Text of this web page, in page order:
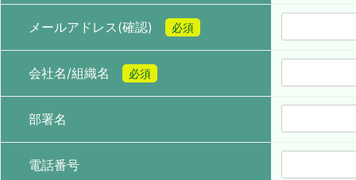
メールアドレス(確認) 必須
会社名/組織名 必須
部署名
電話番号